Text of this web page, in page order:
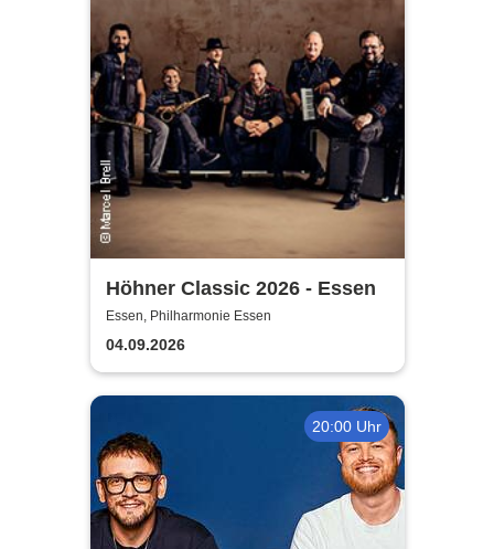
Höhner Classic 2026 - Essen
Essen, Philharmonie Essen
04.09.2026
20:00 Uhr